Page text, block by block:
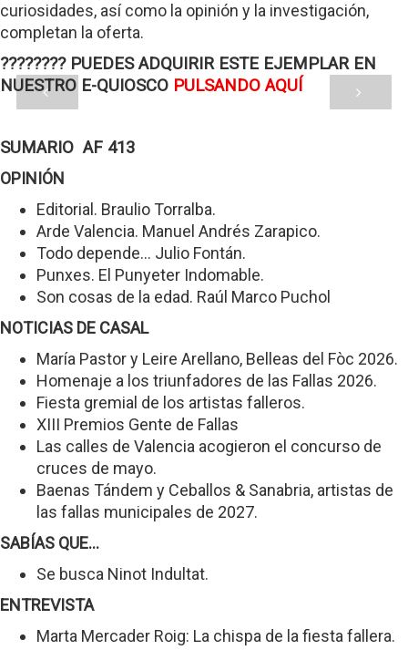
curiosidades, así como la opinión y la investigación,
completan la oferta.
???????? PUEDES ADQUIRIR ESTE EJEMPLAR EN
NUESTRO E-QUIOSCO PULSANDO AQUÍ
SUMARIO AF 413
OPINIÓN
Editorial. Braulio Torralba.
Arde Valencia. Manuel Andrés Zarapico.
Todo depende... Julio Fontán.
Punxes. El Punyeter Indomable.
Son cosas de la edad. Raúl Marco Puchol
NOTICIAS DE CASAL
María Pastor y Leire Arellano, Belleas del Fòc 2026.
Homenaje a los triunfadores de las Fallas 2026.
Fiesta gremial de los artistas falleros.
XIII Premios Gente de Fallas
Las calles de Valencia acogieron el concurso de
cruces de mayo.
Baenas Tándem y Ceballos & Sanabria, artistas de
las fallas municipales de 2027.
SABÍAS QUE...
Se busca Ninot Indultat.
ENTREVISTA
Marta Mercader Roig: La chispa de la fiesta fallera.